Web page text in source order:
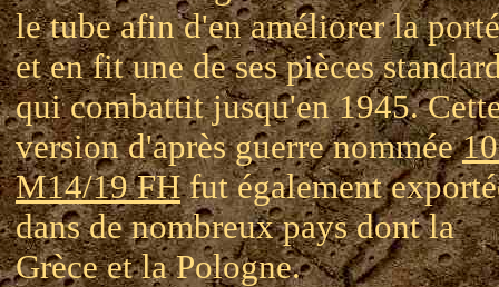
le tube afin d'en améliorer la
et en fit une de ses pièces
qui combattit jusqu'en 1945.
version d'après guerre nommée
M14/19 FHfut également
dans de nombreux pays dont la
Grèce et la Pologne.